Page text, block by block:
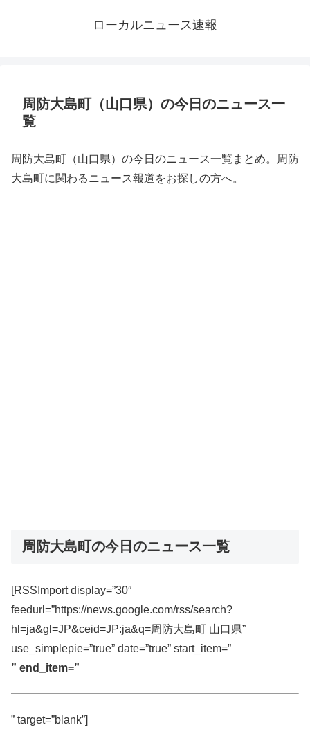
ローカルニュース速報
周防大島町（山口県）の今日のニュース一
覧
周防大島町（山口県）の今日のニュース一覧まとめ。周防
大島町に関わるニュース報道をお探しの方へ。
周防大島町の今日のニュース一覧
[RSSImport display=”30″
feedurl=”https://news.google.com/rss/search?
hl=ja&gl=JP&ceid=JP:ja&q=周防大島町 山口県”
use_simplepie=”true” date=”true” start_item=”
” end_item=”
” target=”blank”]